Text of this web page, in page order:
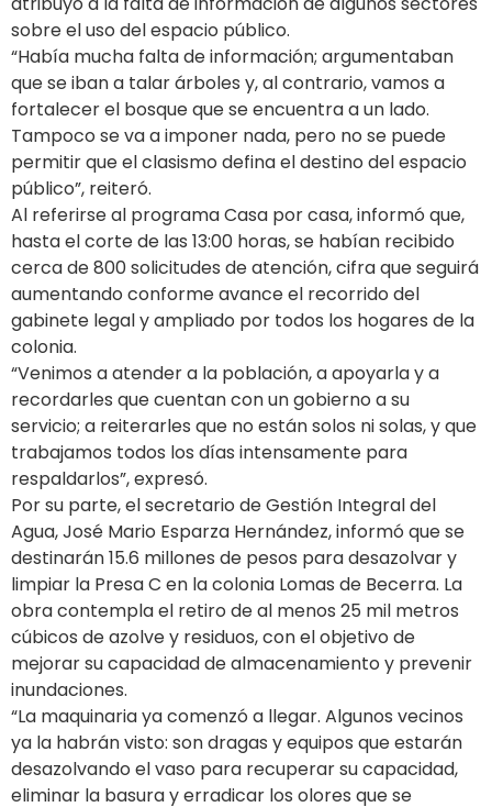
sobre el uso del espacio público.
“Había mucha falta de información; argumentaban
que se iban a talar árboles y, al contrario, vamos a
fortalecer el bosque que se encuentra a un lado.
Tampoco se va a imponer nada, pero no se puede
permitir que el clasismo defina el destino del espacio
público”, reiteró.
Al referirse al programa Casa por casa, informó que,
hasta el corte de las 13:00 horas, se habían recibido
cerca de 800 solicitudes de atención, cifra que seguirá
aumentando conforme avance el recorrido del
gabinete legal y ampliado por todos los hogares de la
colonia.
“Venimos a atender a la población, a apoyarla y a
recordarles que cuentan con un gobierno a su
servicio; a reiterarles que no están solos ni solas, y que
trabajamos todos los días intensamente para
respaldarlos”, expresó.
Por su parte, el secretario de Gestión Integral del
Agua, José Mario Esparza Hernández, informó que se
destinarán 15.6 millones de pesos para desazolvar y
limpiar la Presa C en la colonia Lomas de Becerra. La
obra contempla el retiro de al menos 25 mil metros
cúbicos de azolve y residuos, con el objetivo de
mejorar su capacidad de almacenamiento y prevenir
inundaciones.
“La maquinaria ya comenzó a llegar. Algunos vecinos
ya la habrán visto: son dragas y equipos que estarán
desazolvando el vaso para recuperar su capacidad,
eliminar la basura y erradicar los olores que se